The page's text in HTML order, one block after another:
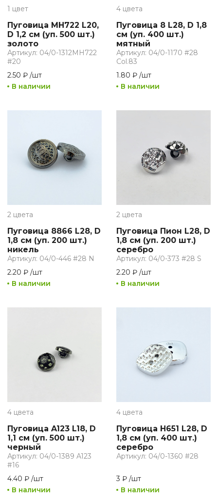
1 цвет
Пуговица MH722 L20,
D 1,2 см (уп. 500 шт.)
золото
Артикул: 04/0-1312MH722
#20
2.50 ₽ /шт
В наличии
4 цвета
Пуговица 8 L28, D 1,8
см (уп. 400 шт.)
мятный
Артикул: 04/0-1170 #28
Col.83
1.80 ₽ /шт
В наличии
2 цвета
Пуговица 8866 L28, D
1,8 см (уп. 200 шт.)
никель
Артикул: 04/0-446 #28 N
2.20 ₽ /шт
В наличии
2 цвета
Пуговица Пион L28, D
1,8 см (уп. 200 шт.)
серебро
Артикул: 04/0-373 #28 S
2.20 ₽ /шт
В наличии
4 цвета
Пуговица A123 L18, D
1,1 см (уп. 500 шт.)
черный
Артикул: 04/0-1389 A123
#16
4.40 ₽ /шт
В наличии
4 цвета
Пуговица H651 L28, D
1,8 см (уп. 400 шт.)
серебро
Артикул: 04/0-1360 #28
3 ₽ /шт
В наличии